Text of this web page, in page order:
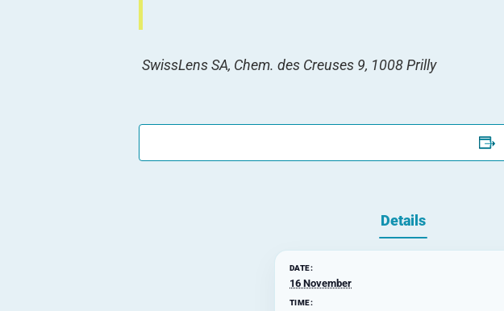
SwissLens SA, Chem. des Creuses 9, 1008 Prilly
Details
DATE:
16 November
TIME: